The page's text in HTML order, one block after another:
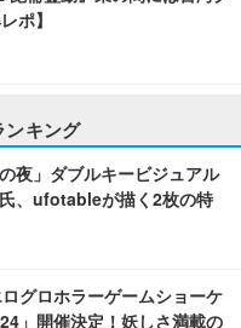
ポ】
ンキング
夜」ダブルキービジュアル
、ufotableが描く2枚の特
グロホラーゲームショーケ
」開催決定！妖しさ満載の